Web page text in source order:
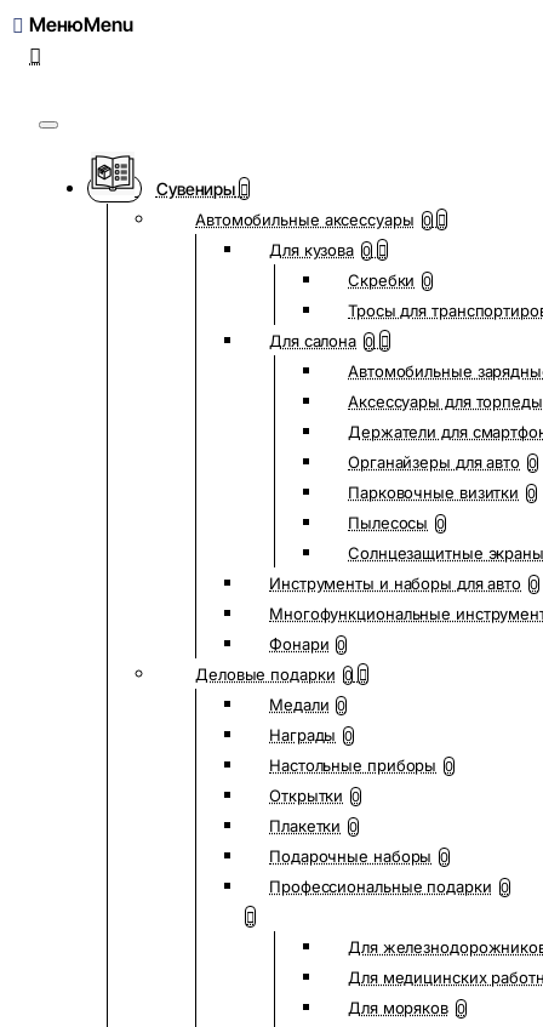
Меню
Сувениры
Автомобильные аксессуары 0
Для кузова 0
Скребки 0
Тросы для
Для салона 0
Автомобильные
Аксессуары для
Держатели для
Органайзеры для авто 0
Парковочные визитки 0
Пылесосы 0
Солнцезащитные экраны
Инструменты и наборы для авто 0
Многофункциональные
Фонари 0
Деловые подарки 0
Медали 0
Награды 0
Настольные приборы 0
Открытки 0
Плакетки 0
Подарочные наборы 0
Профессиональные подарки 0
Для
Для медицинских
Для моряков 0